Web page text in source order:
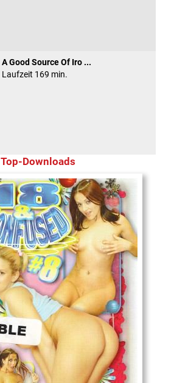
A Good Source Of Iro ...
Laufzeit 169 min.
Top-Downloads